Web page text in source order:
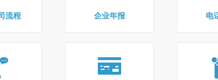
流程 企业年报 电